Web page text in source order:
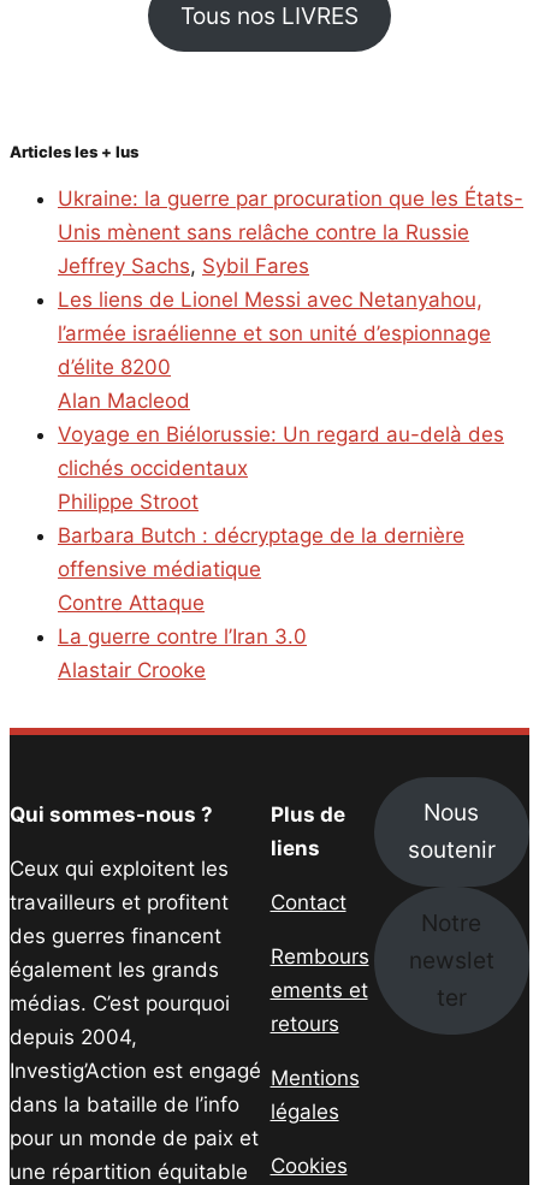
Tous nos LIVRES
Articles les + lus
Ukraine: la guerre par procuration que les États-
Unis mènent sans relâche contre la Russie
Jeffrey Sachs, Sybil Fares
Les liens de Lionel Messi avec Netanyahou,
l’armée israélienne et son unité d’espionnage
d’élite 8200
Alan Macleod
Voyage en Biélorussie: Un regard au-delà des
clichés occidentaux
Philippe Stroot
Barbara Butch : décryptage de la dernière
offensive médiatique
Contre Attaque
La guerre contre l’Iran 3.0
Alastair Crooke
Qui sommes-nous ?
Ceux qui exploitent les
travailleurs et profitent
des guerres financent
également les grands
médias. C’est pourquoi
depuis 2004,
Investig’Action est engagé
dans la bataille de l’info
pour un monde de paix et
une répartition équitable
Plus de
liens
Contact
Rembours
ements et
retours
Mentions
légales
Cookies
Nous
soutenir
Notre
newslet
ter